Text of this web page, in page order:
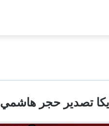
هاشمي 00201066148290